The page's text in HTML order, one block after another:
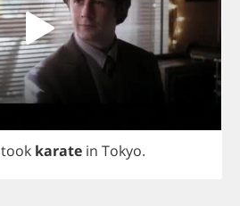
took karate in Tokyo.